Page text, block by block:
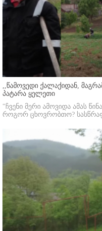
,,წამოვედი ქალაქიდან,
პატარა ყელეთი
"ჩვენი მერი ამოვიდა ამას
როგორ ცხოვრობთო?